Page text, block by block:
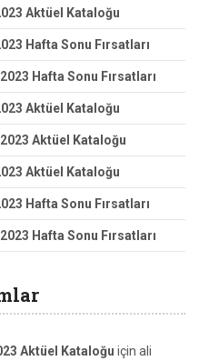
Aktüel Kataloğu
Hafta Sonu Fırsatları
Hafta Sonu Fırsatları
Aktüel Kataloğu
Aktüel Kataloğu
Aktüel Kataloğu
Hafta Sonu Fırsatları
Hafta Sonu Fırsatları
Aktüel Kataloğu için ali